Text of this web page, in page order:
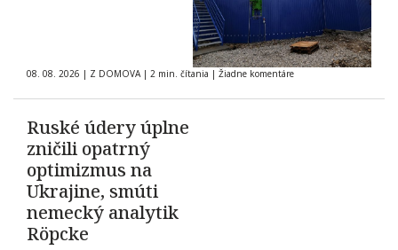
08. 08. 2026 | Z DOMOVA | 2 min. čítania | Žiadne komentáre
Ruské údery úplne
zničili opatrný
optimizmus na
Ukrajine, smúti
nemecký analytik
Röpcke